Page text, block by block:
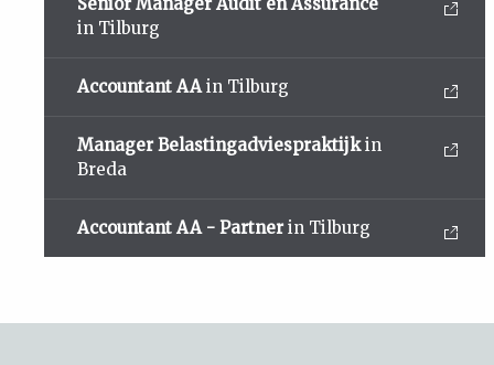
in Tilburg
Accountant AA in Tilburg
Manager Belastingadviespraktijkin
Breda
Accountant AA - Partner in Tilburg